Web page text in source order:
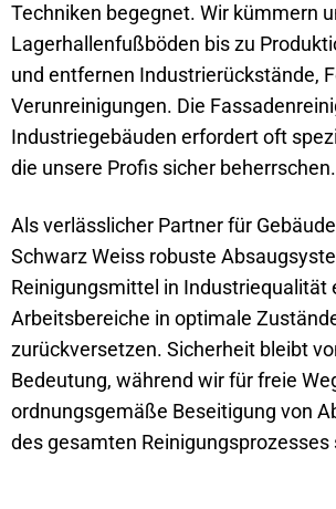
Techniken begegnet. Wir kümmern
Lagerhallenfußböden bis zu
und entfernen Industrierückstände,
Verunreinigungen. Die
Industriegebäuden erfordert oft
die unsere Profis sicher beherrschen.
Als verlässlicher Partner für
Schwarz Weiss robuste
Reinigungsmittel in Industriequalität
Arbeitsbereiche in optimale
zurückversetzen. Sicherheit bleibt
Bedeutung, während wir für freie
ordnungsgemäße Beseitigung von
des gesamten Reinigungsprozesses